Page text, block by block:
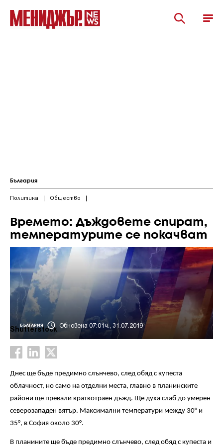
България
Политика | Общество |
Времето: Дъждовете спират,
температурите се покачват
БЪЛГАРИЯ Обновена 07:01ч., 31.07.2019
Shutterstock
Днес ще бъде предимно слънчево, след обяд с купеста
облачност, но само на отделни места, главно в планинските
райони ще превали краткотраен дъжд. Ще духа слаб до умерен
северозападен вятър. Максимални температури между 30° и
35°, в София около 30°.
В планините ще бъде предимно слънчево, след обяд с купеста и